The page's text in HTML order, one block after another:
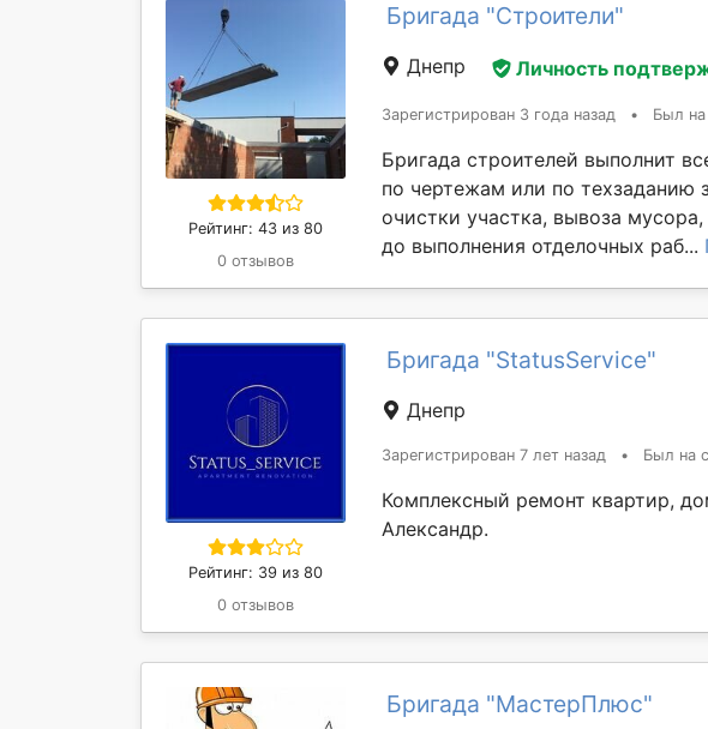
Рейтинг: 43 из 80
0 отзывов
Бригада "Строители"
Днепр Личность
Зарегистрирован 3 года назад • Был на
Бригада строителей выполнит
по чертежам или по техзаданию
очистки участка, вывоза
до выполнения отделочных раб...
Рейтинг: 39 из 80
0 отзывов
Бригада "StatusService"
Днепр
Зарегистрирован 7 лет назад • Был на
Комплексный ремонт квартир,
Александр.
Бригада "МастерПлюс"